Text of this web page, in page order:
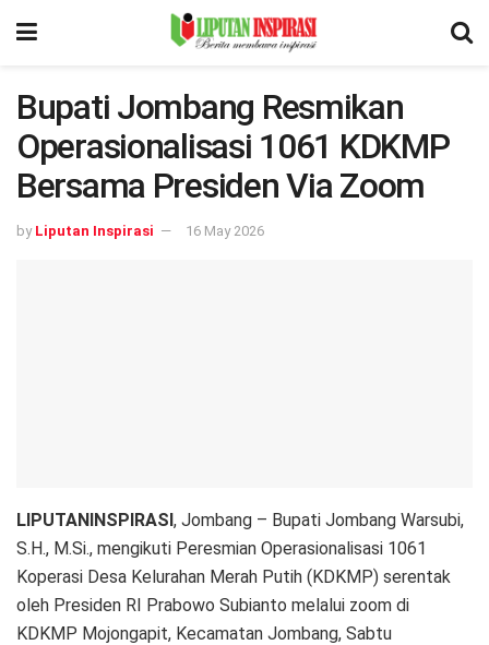
Bupati Jombang Resmikan
Operasionalisasi 1061 KDKMP
Bersama Presiden Via Zoom
by Liputan Inspirasi 16 May 2026
LIPUTANINSPIRASI, Jombang – Bupati Jombang Warsubi,
S.H., M.Si., mengikuti Peresmian Operasionalisasi 1061
Koperasi Desa Kelurahan Merah Putih (KDKMP) serentak
oleh Presiden RI Prabowo Subianto melalui zoom di
KDKMP Mojongapit, Kecamatan Jombang, Sabtu